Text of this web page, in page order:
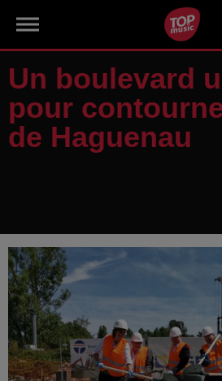
Un boulevard
pour
de Haguenau